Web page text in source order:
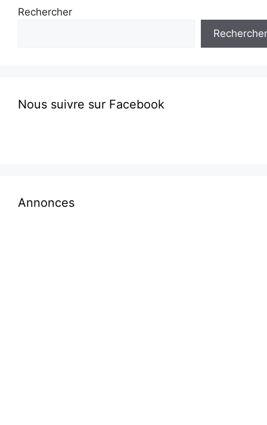
Rechercher
Rechercher
Nous suivre sur Facebook
Annonces